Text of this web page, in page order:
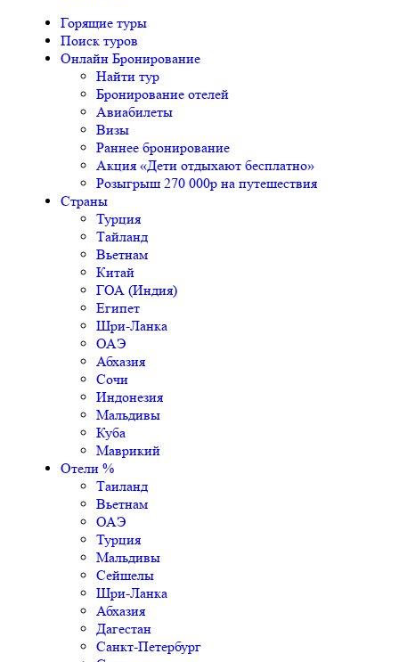
Горящие туры
Поиск туров
Онлайн Бронирование
Найти тур
Бронирование отелей
Авиабилеты
Визы
Раннее бронирование
Акция «Дети отдыхают бесплатно»
Розыгрыш 270 000р на путешествия
Страны
Турция
Тайланд
Вьетнам
Китай
ГОА (Индия)
Египет
Шри-Ланка
ОАЭ
Абхазия
Сочи
Индонезия
Мальдивы
Куба
Маврикий
Отели %
Таиланд
Вьетнам
ОАЭ
Турция
Мальдивы
Сейшелы
Шри-Ланка
Абхазия
Дагестан
Санкт-Петербург